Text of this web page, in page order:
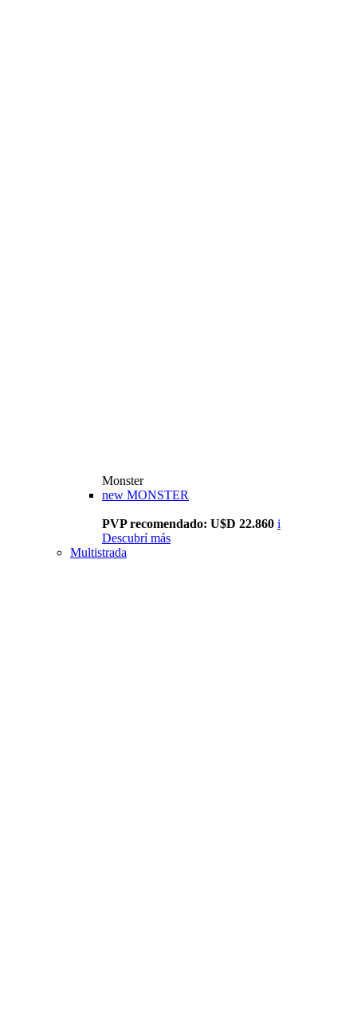
Monster
new MONSTER
PVP recomendado: U$D 22.860 i
Descubrí más
Multistrada